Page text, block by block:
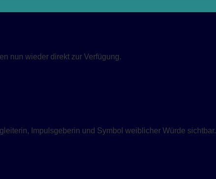
nun wieder direkt zur Verfügung.
Impulsgeberin und Symbol weiblicher Würde sichtbar.